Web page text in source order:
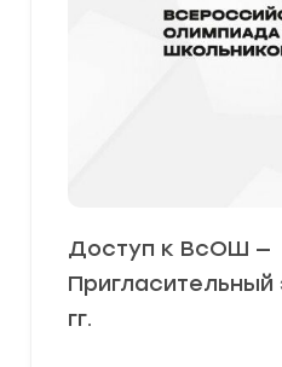
Доступ к ВсОШ —
гг.